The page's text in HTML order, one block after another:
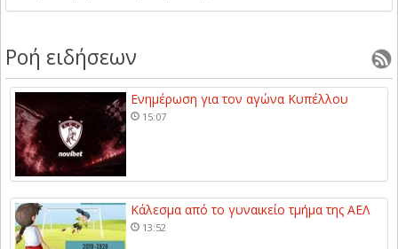
Ροή ειδήσεων
Ενημέρωση για τον αγώνα Κυπέλλου
15:07
Κάλεσμα από το γυναικείο τμήμα της ΑΕΛ
13:52